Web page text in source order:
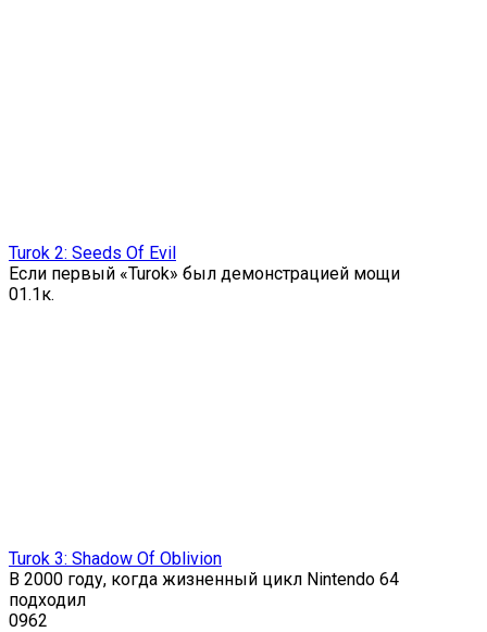
Turok 2: Seeds Of Evil
Если первый «Turok» был демонстрацией мощи
01.1к.
Turok 3: Shadow Of Oblivion
В 2000 году, когда жизненный цикл Nintendo 64
подходил
0962